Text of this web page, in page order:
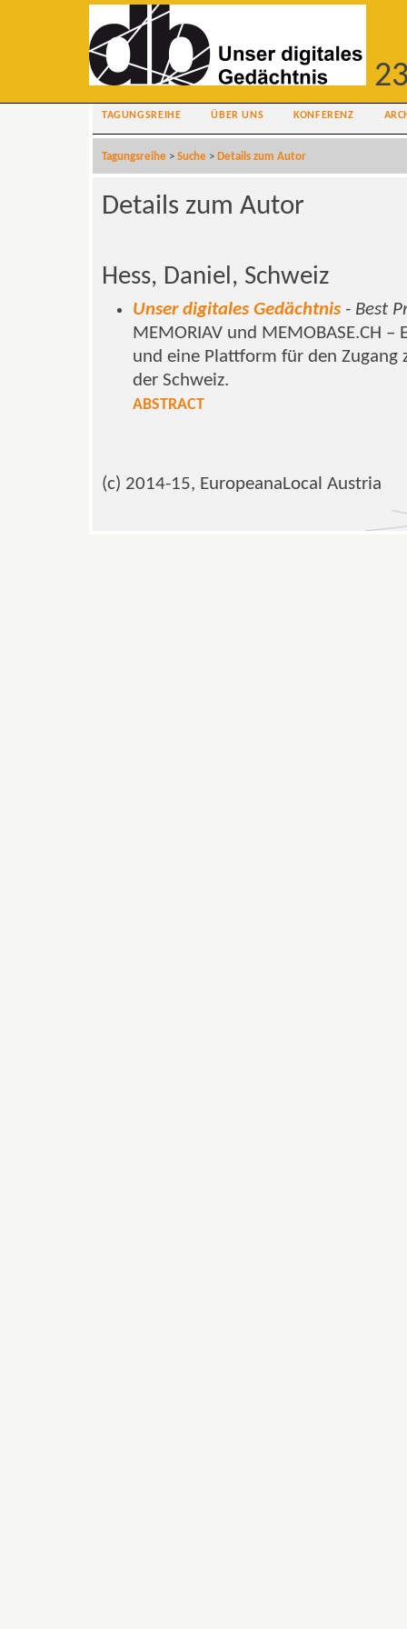
TAGUNGSREIHE ÜBER UNS KONFERENZ
Tagungsreihe > Suche > Details zum Autor
Details zum Autor
Hess, Daniel, Schweiz
Unser digitales Gedächtnis- Best
MEMORIAV und MEMOBASE.CH
und eine Plattform für den
der Schweiz.
ABSTRACT
(c) 2014-15, EuropeanaLocal Austria